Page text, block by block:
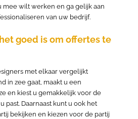
mee wilt werken en ga gelijk aan
van uw bedrijf.
goed is om offertes te
met elkaar vergelijkt
in zee gaat, maakt u een
en kiest u gemakkelijk voor de
past. Daarnaast kunt u ook het
bekijken en kiezen voor de partij